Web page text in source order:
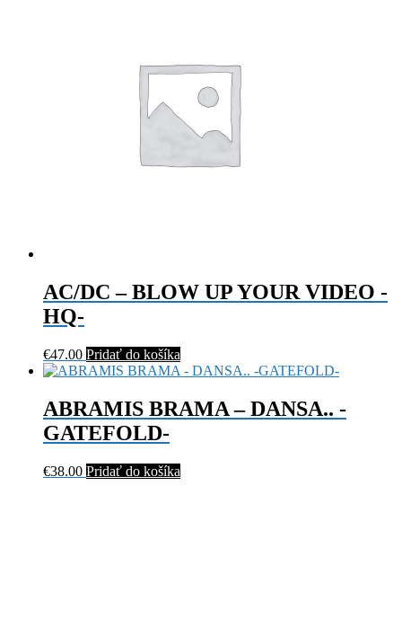
AC/DC – BLOW UP YOUR VIDEO -
HQ-
€47.00 Pridať do košíka
ABRAMIS BRAMA – DANSA.. -
GATEFOLD-
€38.00 Pridať do košíka